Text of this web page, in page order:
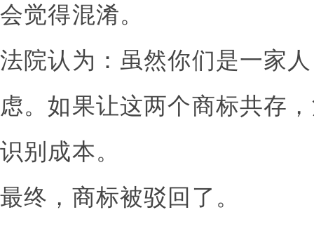
会觉得混淆。
法院认为：虽然你们是一家
虑。如果让这两个商标共存
识别成本。
最终，商标被驳回了。